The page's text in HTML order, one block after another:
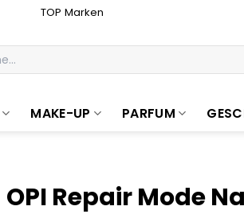
TOP Marken
MAKE-UP PARFUM
OPI Repair Mode